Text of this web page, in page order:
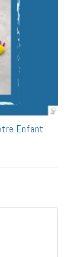
Enfant